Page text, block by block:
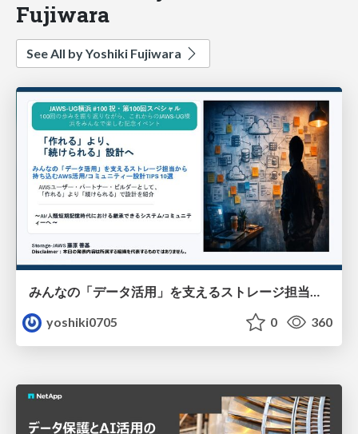
Fujiwara
See All by Yoshiki Fujiwara
みんなの「データ活用」を支えるストレージ担当から持ち込むAWS活用/コミュニティー設計TIPS 10選~「作れる」より、「続けられる」設計へ~
yoshiki0705
0 360